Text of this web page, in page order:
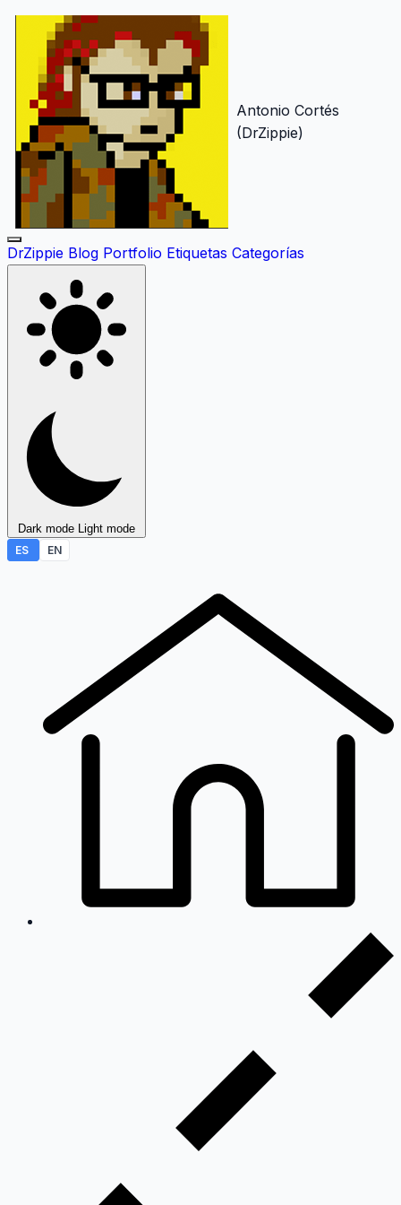
Antonio Cortés
(DrZippie)
DrZippie Blog Portfolio Etiquetas Categorías
Dark mode Light mode
ES
EN